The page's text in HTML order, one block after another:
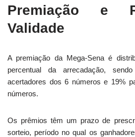
Premiação e
Validade
A premiação da Mega-Sena é
percentual da arrecadação,
acertadores dos 6 números e 19%
números.
Os prêmios têm um prazo de
sorteio, período no qual os